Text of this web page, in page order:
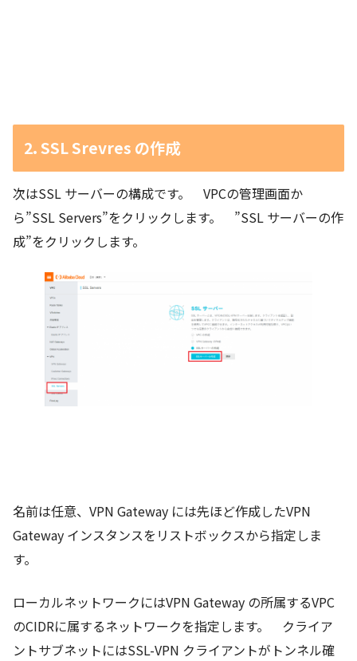
2. SSL Srevres の作成
次はSSL サーバーの構成です。 VPCの管理画面か
ら”SSL Servers”をクリックします。 ”SSL サーバーの作
成”をクリックします。
名前は任意、VPN Gateway には先ほど作成したVPN
Gateway インスタンスをリストボックスから指定しま
す。
ローカルネットワークにはVPN Gateway の所属するVPC
のCIDRに属するネットワークを指定します。 クライア
ントサブネットにはSSL-VPN クライアントがトンネル確